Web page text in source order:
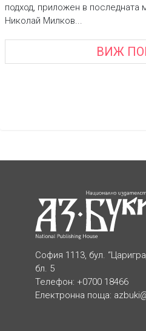
подход, приложен в последната
Николай Милков...
ВИЖ
София 1113, бул.
бл. 5
Телефон: +0700 18466
Електронна поща: